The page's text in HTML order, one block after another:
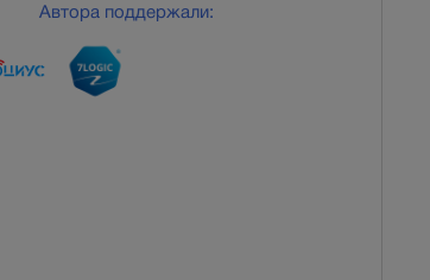
Автора поддержали: